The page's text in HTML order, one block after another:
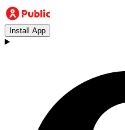
Install App